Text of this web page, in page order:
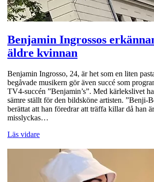
Benjamin Ingrossos
äldre kvinnan
Benjamin Ingrosso, 24, är het som en liten
begåvade musikern gör även succé som
TV4-succén ”Benjamin’s”. Med kärlekslivet
sämre ställt för den bildsköne artisten. ”Benji-
berättat att han föredrar att träffa killar då han
misslyckas…
Läs vidare